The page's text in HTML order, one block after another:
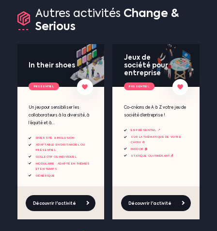
Autres activités Change &
Serious
In their shoes
Un jeu pour sensibiliser les
collaborateurs à la diversité, à
l’équité et à...
DIVERSITÉ & INCLUSION
ADAPTABLE EN DISTANCIEL OU
PRÉSENTIEL
COLLECTIF OU INDIVIDUEL
MODULAIRE : ADAPTÉ EN THÈMES
ET EN TEMPS
GÉNÉRIQUE
Découvrir l'activité
PRESENTIEL
Jeux de
société pour
entreprise
Co-créons de A à Z votre jeu de
société d’entreprise !
EN PRÉSENTIEL 📍
SUR LA THÉMATIQUE DE VOTRE
CHOIX 🎨
INDOOR 🏠
STATIQUE OU ITINÉRANT 🪑
Découvrir l'activité
PRESENTIEL